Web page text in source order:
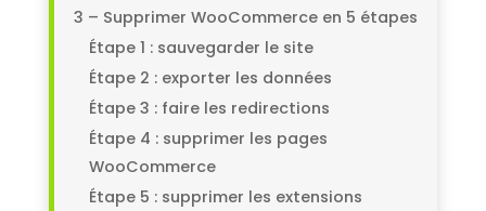
3 – Supprimer WooCommerce en 5 étapes
Étape 1 : sauvegarder le site
Étape 2 : exporter les données
Étape 3 : faire les redirections
Étape 4 : supprimer les pages
WooCommerce
Étape 5 : supprimer les extensions